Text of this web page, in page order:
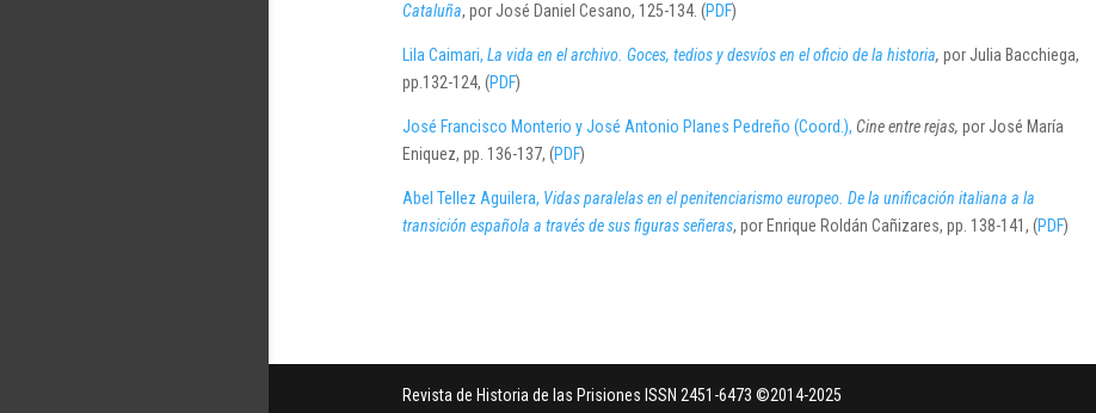
Cataluña, por José Daniel Cesano, 125-134. (PDF)
Lila Caimari, La vida en el archivo. Goces, tedios y desvíos en el oficio de la historia, por Julia Bacchiega,
pp.132-124, (PDF)
José Francisco Monterio y José Antonio Planes Pedreño (Coord.), Cine entre rejas, por José María
Eniquez, pp. 136-137, (PDF)
Abel Tellez Aguilera, Vidas paralelas en el penitenciarismo europeo. De la unificación italiana a la
transición española a través de sus figuras señeras, por Enrique Roldán Cañizares, pp. 138-141, (PDF)
Revista de Historia de las Prisiones ISSN 2451-6473 ©2014-2025